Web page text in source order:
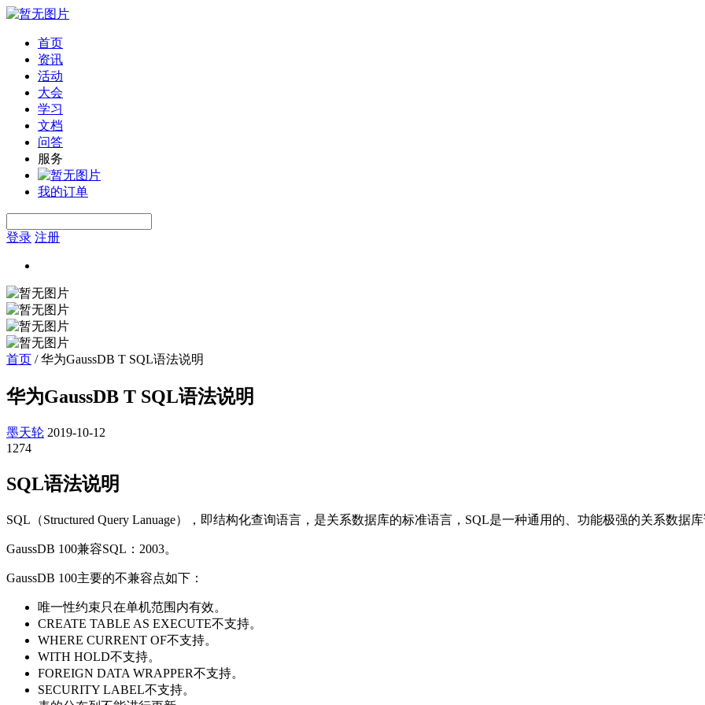
首页
资讯
活动
大会
学习
文档
问答
服务
我的订单
登录 注册
首页 /华为GaussDB T SQL语法说明
华为GaussDB T SQL语法说明
墨天轮 2019-10-12
1274
SQL语法说明
SQL（Structured Query Lanuage），即结构化查询语言，是关系数据库的标准语言，SQL是一种通用的、功能极强的关系数据
GaussDB 100兼容SQL：2003。
GaussDB 100主要的不兼容点如下：
唯一性约束只在单机范围内有效。
CREATE TABLE AS EXECUTE不支持。
WHERE CURRENT OF不支持。
WITH HOLD不支持。
FOREIGN DATA WRAPPER不支持。
SECURITY LABEL不支持。